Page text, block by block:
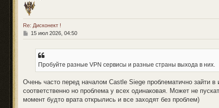
Re: Дисконект !
С
о
е
15 июл 2026, 04:50
Пробуйте разные VPN сервисы и разные страны выхода в них.
Очень часто перед началом Castle Siege проблематично зайти
соответственно но проблема у всех одинаковая. Может не
момент будто врата открылись и все заходят без проблем)